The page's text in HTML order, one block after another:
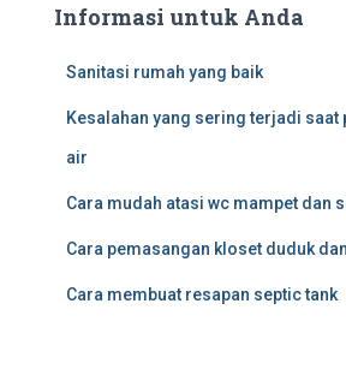
Informasi untuk Anda
Sanitasi rumah yang baik
Kesalahan yang sering terjadi saat
air
Cara mudah atasi wc mampet dan
Cara pemasangan kloset duduk
Cara membuat resapan septic tank